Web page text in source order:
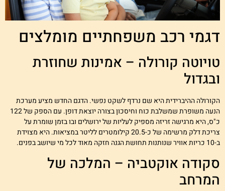
רכב משפחתיים מומלצים
קורולה – אמינות שחוזרת
ההיברידית היא שם נרדף לשקט נפשי. הדגם החדש מציע מערכת
הנעה משופרת שמשלבת כוח וחיסכון בצורה יוצאת דופן. עם הספק של 122
היא מרגישה זריזה מספיק לעליות של ירושלים ובו בזמן שומרת על
צריכת דלק מרשימה של כ-20.5 קילומטרים לליטר במציאות. היא מצוידת
אוקטביה – המלכה של